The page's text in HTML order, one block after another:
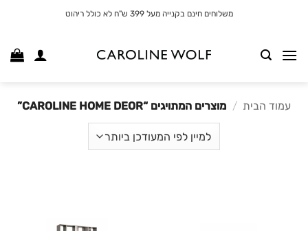
משלוחים חינם בקנייה מעל 399 ש"ח לא כולל ריהוט
עמוד הבית / מוצרים המתויגים “CAROLINE HOME DEOR”